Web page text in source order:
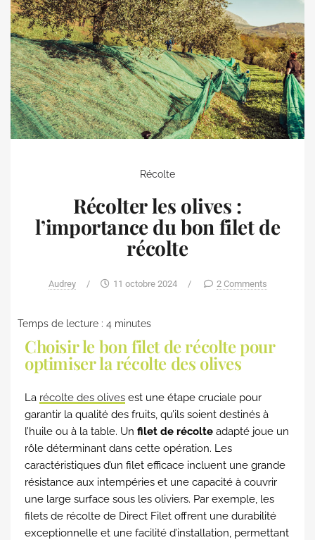
Récolte
Récolter les olives :
l’importance du bon filet de
récolte
Audrey / 11 octobre 2024 / 2 Comments
Temps de lecture : 4 minutes
Choisir le bon filet de récolte pour
optimiser la récolte des olives
La récolte des olives est une étape cruciale pour
garantir la qualité des fruits, qu’ils soient destinés à
l’huile ou à la table. Un filet de récolte adapté joue un
rôle déterminant dans cette opération. Les
caractéristiques d’un filet efficace incluent une grande
résistance aux intempéries et une capacité à couvrir
une large surface sous les oliviers. Par exemple, les
filets de récolte de Direct Filet offrent une durabilité
exceptionnelle et une facilité d’installation, permettant